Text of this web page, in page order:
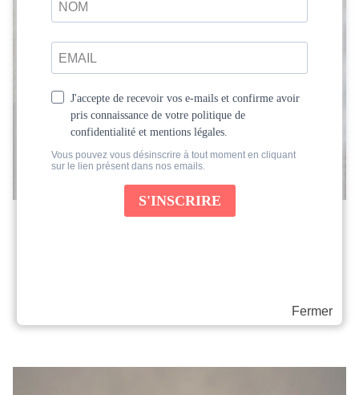
nature, écriture intuitive, chants et mantras.Fermer